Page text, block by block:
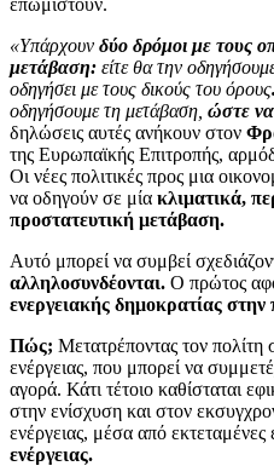
«Υπάρχουν δύο δρόμοι με τους
μετάβαση: είτε θα την
οδηγήσει με τους δικούς του όρους
οδηγήσουμε τη μετάβαση, ώστε
δηλώσεις αυτές ανήκουν στον
της Ευρωπαϊκής Επιτροπής,
Οι νέες πολιτικές προς μια
να οδηγούν σε μία κλιματικά,
προστατευτική μετάβαση.
Αυτό μπορεί να συμβεί
αλληλοσυνδέονται. Ο πρώτος
ενεργειακής δημοκρατίας στην
Πώς; Mετατρέποντας τον πολίτη
ενέργειας, που μπορεί να
αγορά. Κάτι τέτοιο καθίσταται
στην ενίσχυση και στον
ενέργειας, μέσα από εκτεταμένες
ενέργειας.